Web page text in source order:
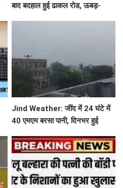
बाद बदहाल हुई ढाकल रोड, ऊबड़-
Jind Weather: जींद में 24 घंटे में
40 एमएम बरसा पानी, दिनभर हुई